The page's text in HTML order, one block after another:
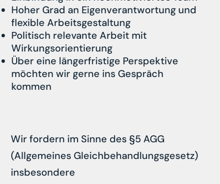
Hoher Grad an Eigenverantwortung und
flexible Arbeitsgestaltung
Politisch relevante Arbeit mit
Wirkungsorientierung
Über eine längerfristige Perspektive
möchten wir gerne ins Gespräch
kommen
Wir fordern im Sinne des §5 AGG
(Allgemeines Gleichbehandlungsgesetz)
insbesondere